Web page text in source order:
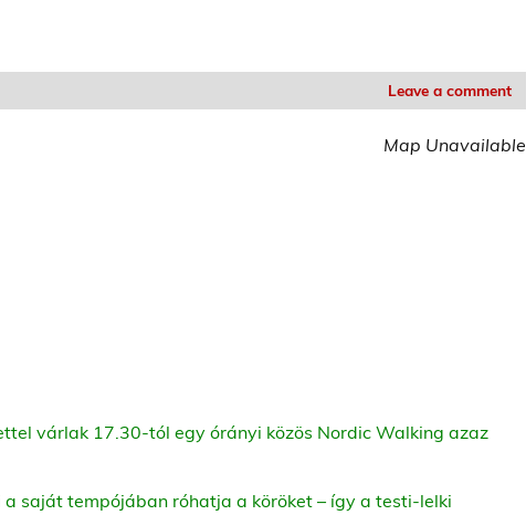
Leave a comment
Map Unavailable
várlak 17.30-tól egy órányi közös Nordic Walking azaz
saját tempójában róhatja a köröket – így a testi-lelki